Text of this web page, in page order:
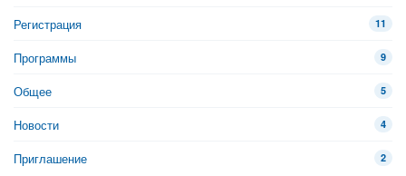
Регистрация 11
Программы 9
Общее 5
Новости 4
Приглашение 2